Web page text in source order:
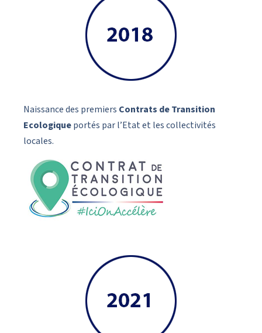
Naissance des premiers Contrats de Transition
Ecologiqueportés par l’Etat et les collectivités
locales.